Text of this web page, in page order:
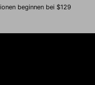
beginnen bei $129